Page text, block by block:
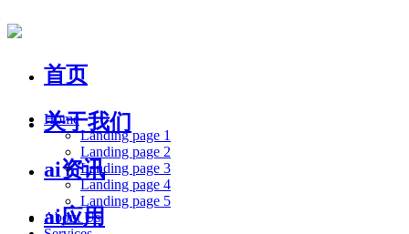
首页
关于我们
ai资讯
ai应用
Home
Landing page 1
Landing page 2
Landing page 3
Landing page 4
Landing page 5
About Us